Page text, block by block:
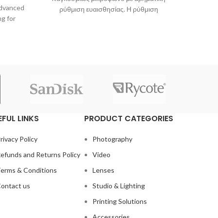
for
ρύθμιση ευαισθησίας. Η ρύθμιση
LINKS
Policy
and Returns Policy
& Conditions
us
PRODUCT CATEGORIES
Photography
Video
Lenses
Studio & Lighting
Printing Solutions